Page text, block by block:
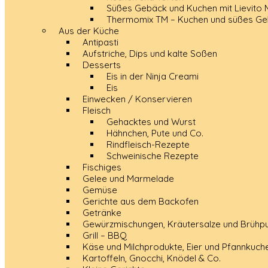
Süßes Gebäck und Kuchen mit Lievito
Thermomix TM – Kuchen und süßes
Aus der Küche
Antipasti
Aufstriche, Dips und kalte Soßen
Desserts
Eis in der Ninja Creami
Eis
Einwecken / Konservieren
Fleisch
Gehacktes und Wurst
Hähnchen, Pute und Co.
Rindfleisch-Rezepte
Schweinische Rezepte
Fischiges
Gelee und Marmelade
Gemüse
Gerichte aus dem Backofen
Getränke
Gewürzmischungen, Kräutersalze und
Grill – BBQ
Käse und Milchprodukte, Eier und
Kartoffeln, Gnocchi, Knödel & Co.